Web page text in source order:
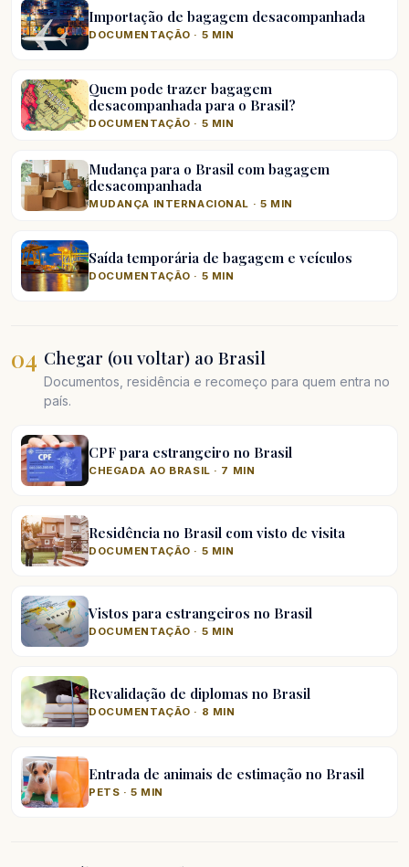
Importação de bagagem desacompanhada
DOCUMENTAÇÃO · 5 MIN
Quem pode trazer bagagem
desacompanhada para o Brasil?
DOCUMENTAÇÃO · 5 MIN
Mudança para o Brasil com bagagem
desacompanhada
MUDANÇA INTERNACIONAL · 5 MIN
Saída temporária de bagagem e veículos
DOCUMENTAÇÃO · 5 MIN
04 Chegar (ou voltar) ao Brasil
Documentos, residência e recomeço para quem entra no
país.
CPF para estrangeiro no Brasil
CHEGADA AO BRASIL · 7 MIN
Residência no Brasil com visto de visita
DOCUMENTAÇÃO · 5 MIN
Vistos para estrangeiros no Brasil
DOCUMENTAÇÃO · 5 MIN
Revalidação de diplomas no Brasil
DOCUMENTAÇÃO · 8 MIN
Entrada de animais de estimação no Brasil
PETS · 5 MIN